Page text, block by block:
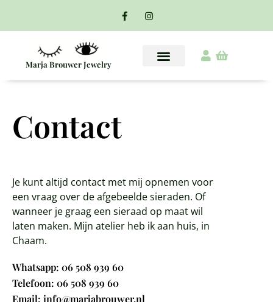
Marja Brouwer Jewelry
Contact
Je kunt altijd contact met mij opnemen voor
een vraag over de afgebeelde sieraden. Of
wanneer je graag een sieraad op maat wil
laten maken. Mijn atelier heb ik aan huis, in
Chaam.
Whatsapp: 06 508 939 60
Telefoon: 06 508 939 60
Email: info@marjabrouwer.nl